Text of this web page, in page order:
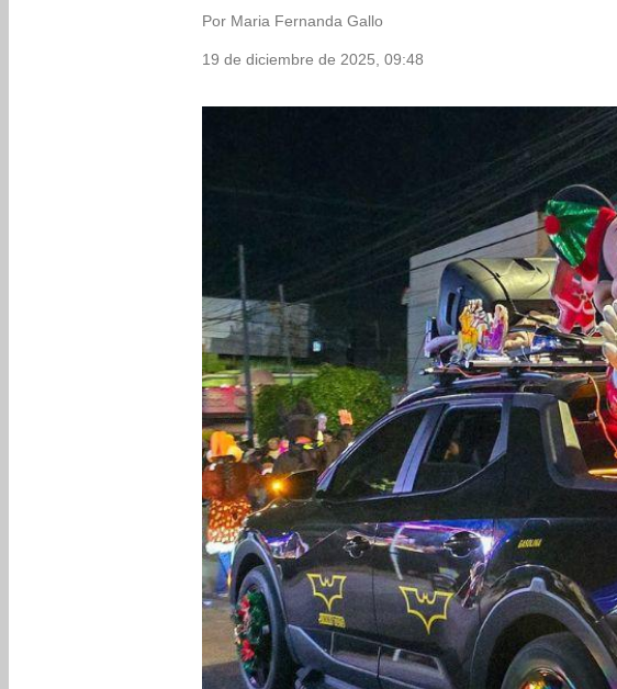
Por Maria Fernanda Gallo
19 de diciembre de 2025, 09:48